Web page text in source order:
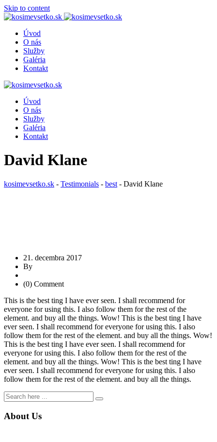
Skip to content
Úvod
O nás
Služby
Galéria
Kontakt
Úvod
O nás
Služby
Galéria
Kontakt
David Klane
kosimevsetko.sk - Testimonials - best - David Klane
21. decembra 2017
By
(0) Comment
This is the best ting I have ever seen. I shall recommend for
everyone for using this. I also follow them for the rest of the
element. and buy all the things. Wow! This is the best ting I have
ever seen. I shall recommend for everyone for using this. I also
follow them for the rest of the element. and buy all the things. Wow!
This is the best ting I have ever seen. I shall recommend for
everyone for using this. I also follow them for the rest of the
element. and buy all the things. Wow! This is the best ting I have
ever seen. I shall recommend for everyone for using this. I also
follow them for the rest of the element. and buy all the things.
About Us